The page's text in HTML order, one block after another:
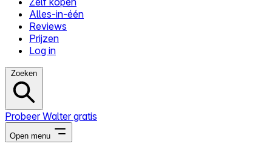
Alles-in-één
Reviews
Prijzen
Log in
Zoeken
Probeer Walter gratis
Open menu